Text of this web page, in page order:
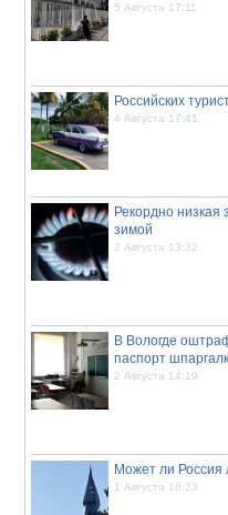
5 Августа 17:11
Российских
4 Августа 17:41
Рекордно низкая
зимой
3 Августа 13:32
В Вологде
паспорт
2 Августа 14:19
Может ли Россия
1 Августа 16:23